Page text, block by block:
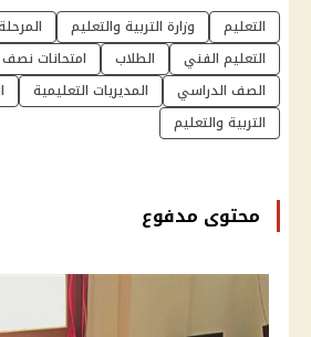
التعليم وزارة التربية والتعليم
التعليم الفني
الطلاب
امتحانات نصف
الصف الدراسي
المديريات التعليمية
التربية والتعليم
محتوى مدفوع